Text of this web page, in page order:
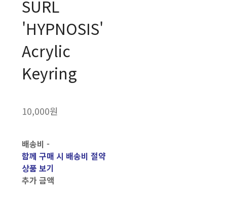
SURL
'HYPNOSIS'
Acrylic
Keyring
10,000원
배송비 -
함께 구매 시 배송비 절약
상품 보기
추가 금액